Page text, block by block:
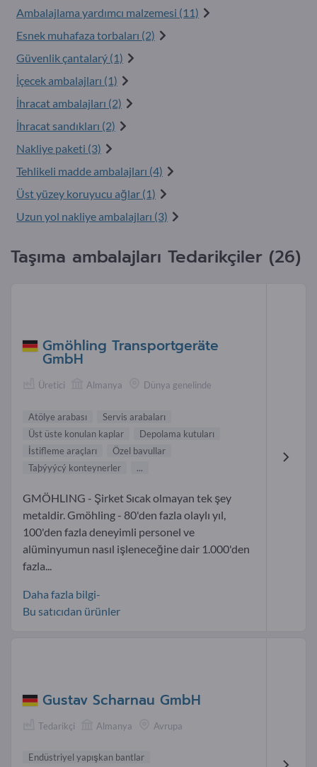
Ambalajlama yardımcı malzemesi (11)
Esnek muhafaza torbaları (2)
Güvenlik çantalarý (1)
İçecek ambalajları (1)
İhracat ambalajları (2)
İhracat sandıkları (2)
Nakliye paketi (3)
Tehlikeli madde ambalajları (4)
Üst yüzey koruyucu ağlar (1)
Uzun yol nakliye ambalajları (3)
Taşıma ambalajları Tedarikçiler (26)
Gmöhling Transportgeräte
GmbH
Üretici Almanya Dünya genelinde
Atölye arabası
Servis arabaları
Üst üste konulan kaplar
Depolama kutuları
İstifleme araçları
Özel bavullar
Taþýyýcý konteynerler
...
GMÖHLING - Şirket Sıcak olmayan tek şey
metaldir. Gmöhling - 80'den fazla olaylı yıl,
100'den fazla deneyimli personel ve
alüminyumun nasıl işleneceğine dair 1.000'den
fazla...
Daha fazla bilgi-
Bu satıcıdan ürünler
Gustav Scharnau GmbH
Tedarikçi Almanya Avrupa
Endüstriyel yapışkan bantlar